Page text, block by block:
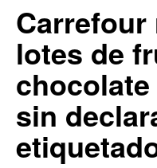
lotes de
sin